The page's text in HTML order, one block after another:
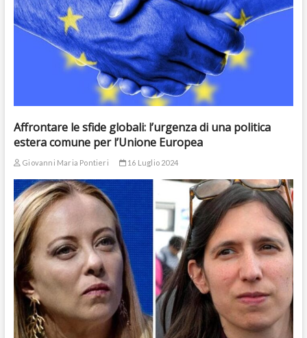
Affrontare le sfide globali: l’urgenza di una politica
estera comune per l’Unione Europea
Giovanni Maria Pontieri 16 Luglio 2024